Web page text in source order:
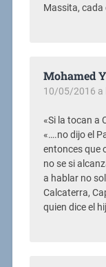
Massita,
Mohamed
10/05/2016 a
«Si la tocan a
«….no dijo el
entonces que
no se si
a hablar no
Calcaterra,
quien dice el